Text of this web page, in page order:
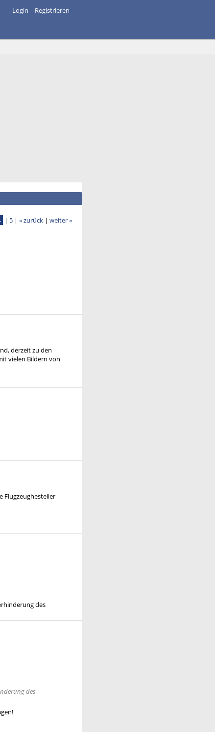
Login Registrieren
| 5 | « zurück | weiter »
derzeit zu den
vielen Bildern von
Flugzeughesteller
des
des